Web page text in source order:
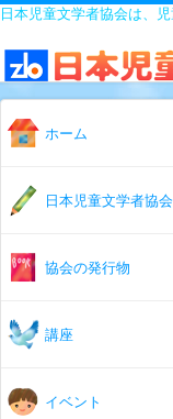
日本児童文学者協会は、
ホーム
日本児童文学者協
協会の発行物
講座
イベント